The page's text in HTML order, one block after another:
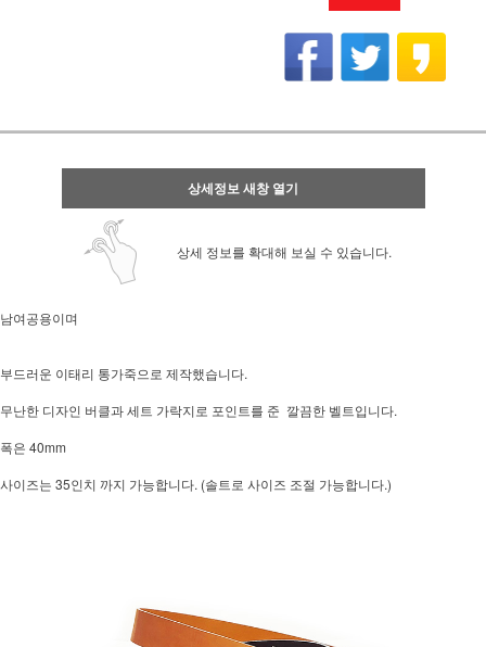
상세정보 새창 열기
상세 정보를 확대해 보실 수 있습니다.
남여공용이며
부드러운 이태리 통가죽으로 제작했습니다.
무난한 디자인 버클과 세트 가락지로 포인트를 준 깔끔한 벨트입니다.
폭은 40mm
사이즈는 35인치 까지 가능합니다. (솔트로 사이즈 조절 가능합니다.)